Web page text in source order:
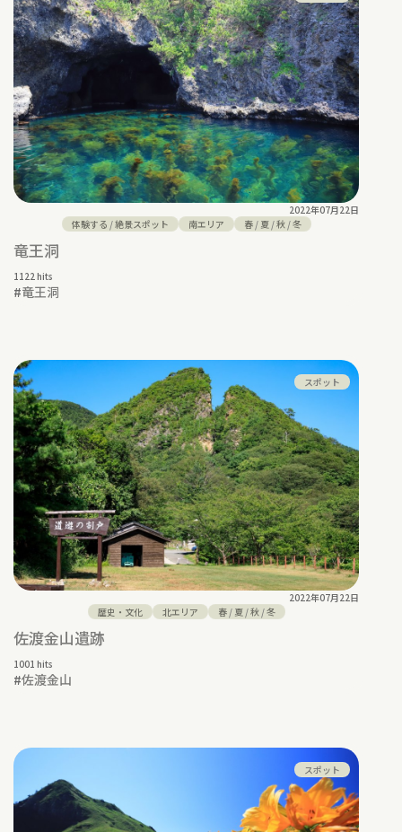
2022年07月22日
体験する /絶景スポット 南エリア 春/ 夏/秋/冬
竜王洞
1122 hits
#竜王洞
スポット
2022年07月22日
歴史・文化
北エリア 春/ 夏/秋/冬
佐渡金山遺跡
1001 hits
#佐渡金山
スポット